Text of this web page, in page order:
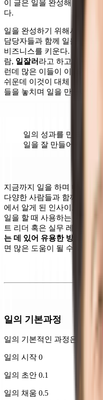
이 글은 일을 완성해 성과를
다.
일을 완성하기 위해서는 일
담당자들과 함께 일을 만들
비즈니스를 키운다. 이 과정
람, 일잘러 라고 하고 이들은
런데 많은 이들이 이 과정에
쉬운데 이것이 대체 왜 이렇
들을 놓치며 일을 만들어가기
일의 성과를 만드는 것은
일을 잘 만들어가는 것
지금까지 일을 하며 다양한
다양한 사람들과 함께 수많
에서 알게 된 인사이트를 담
일을 할 때 사용하는 방식이
트 리더 혹은 실무 레벨의
는 데 있어 유용한 방식
이니
면 많은 도움이 될 수 있을 것
일의 기본과정
일의 기본적인 과정은 아래와
일의 시작 0
일의 초안 0.1
일의 채움 0.5